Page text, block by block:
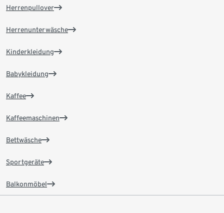
Herrenpullover
Herrenunterwäsche
Kinderkleidung
Babykleidung
Kaffee
Kaffeemaschinen
Bettwäsche
Sportgeräte
Balkonmöbel